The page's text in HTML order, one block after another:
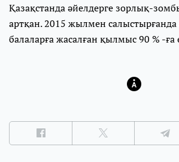
Қазақстанда әйелдерге зорлық-
артқан. 2015 жылмен
балаларға жасалған қылмыс 90 % -ға